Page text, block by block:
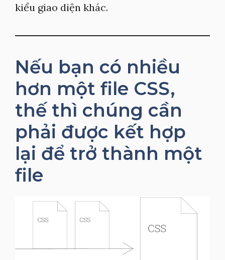
kiểu giao diện khác.
Nếu bạn có nhiều
hơn một file CSS,
thế thì chúng cần
phải được kết hợp
lại để trở thành một
file